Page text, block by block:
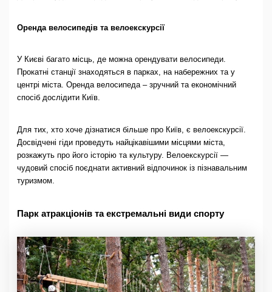
Оренда велосипедів та велоекскурсії
У Києві багато місць, де можна орендувати велосипеди.
Прокатні станції знаходяться в парках, на набережних та у
центрі міста. Оренда велосипеда – зручний та економічний
спосіб дослідити Київ.
Для тих, хто хоче дізнатися більше про Київ, є велоекскурсії.
Досвідчені гіди проведуть найцікавішими місцями міста,
розкажуть про його історію та культуру. Велоекскурсії —
чудовий спосіб поєднати активний відпочинок із пізнавальним
туризмом.
Парк атракціонів та екстремальні види спорту